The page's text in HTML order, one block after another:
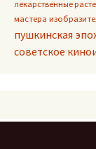
лекарственные
мастера
пушкинская
советское